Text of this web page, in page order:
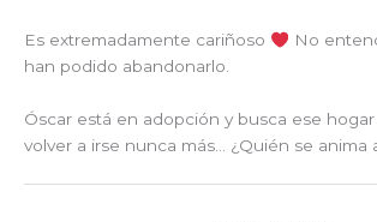
Es extremadamente cariñoso
No
han podido abandonarlo.
Óscar está en adopción y busca ese
volver a irse nunca más… ¿Quién se anima